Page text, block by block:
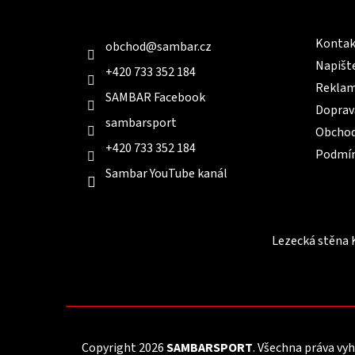
obchod@sambar.cz
+420 733 352 184
SAMBAR Facebook
sambarsport
+420 733 352 184
Sambar YouTube kanál
Lezecká stěna
Copyright 2026SAMBARSPORT. Všechna práva